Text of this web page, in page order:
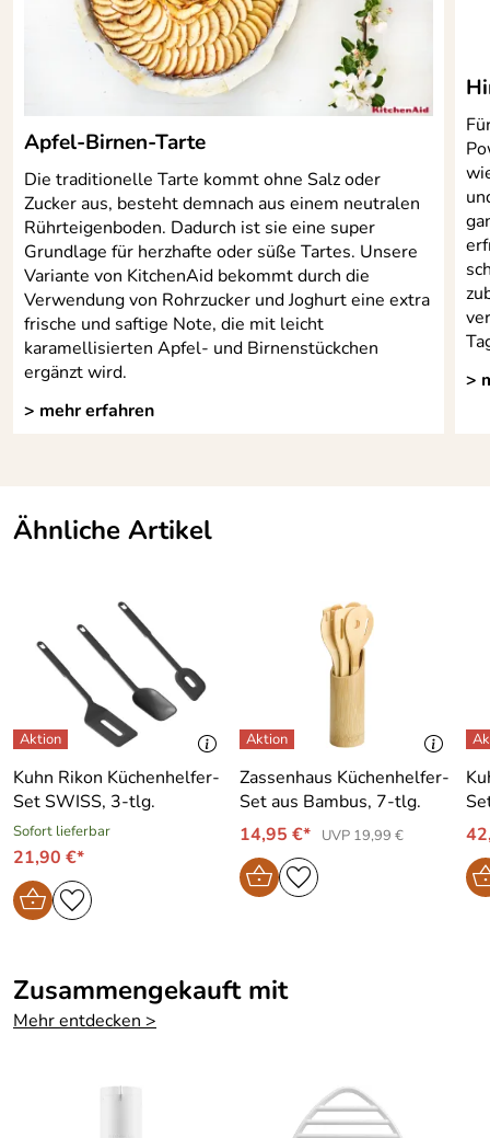
Apfel-Birnen-Tarte
Die traditionelle Tarte kommt ohne Salz oder
Zucker aus, besteht demnach aus einem neutralen
Rührteigenboden. Dadurch ist sie eine super
Grundlage für herzhafte oder süße Tartes. Unsere
Variante von KitchenAid bekommt durch die
Verwendung von Rohrzucker und Joghurt eine extra
frische und saftige Note, die mit leicht
karamellisierten Apfel- und Birnenstückchen
ergänzt wird.
> mehr erfahren
>
Ähnliche Artikel
Kuhn Rikon Küchenhelfer-
Set SWISS, 3-tlg.
Sofort lieferbar
21,90 €*
Zassenhaus Küchenhelfer-
Set aus Bambus, 7-tlg.
14,95 €*
UVP 19,99 €
Zusammengekauft mit
Mehr entdecken >